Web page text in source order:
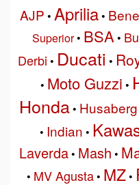
AJP • Aprilia•
Superior• BSA•
Derbi • Ducati •
• Moto Guzzi •
Honda• Husaberg
• Indian •
Laverda• Mash •
• MV Agusta• MZ•